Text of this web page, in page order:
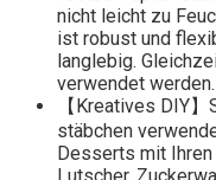
nicht leicht zu
ist robust und
langlebig.
verwendet werden.
【Kreatives DIY
stäbchen
Desserts mit Ihren